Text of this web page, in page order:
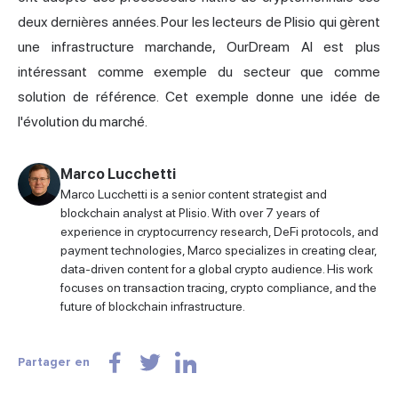
deux dernières années. Pour les lecteurs de Plisio qui gèrent
une infrastructure marchande, OurDream AI est plus
intéressant comme exemple du secteur que comme
solution de référence. Cet exemple donne une idée de
l'évolution du marché.
Marco Lucchetti
Marco Lucchetti is a senior content strategist and
blockchain analyst at Plisio. With over 7 years of
experience in cryptocurrency research, DeFi protocols, and
payment technologies, Marco specializes in creating clear,
data-driven content for a global crypto audience. His work
focuses on transaction tracing, crypto compliance, and the
future of blockchain infrastructure.
Partager en